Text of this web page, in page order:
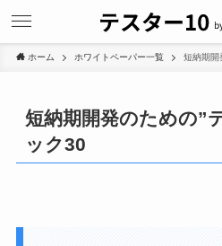
ホーム ホワイトペーパー一覧 短納期開
短納期開発のための”
ック30